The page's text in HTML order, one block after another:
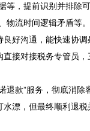
等，提前识别并排除
物流时间逻辑矛盾等。
好沟通，能快速协调
直接对接税务专管员，
退款”服务，彻底消除
水漂，但最终顺利退税